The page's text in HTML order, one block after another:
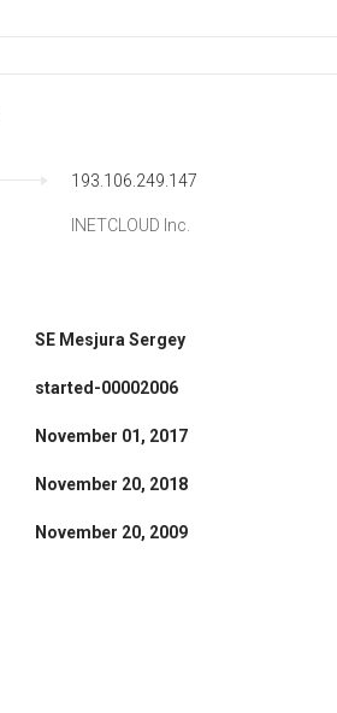
193.106.249.147
INETCLOUD Inc.
SE Mesjura Sergey
started-00002006
November 01, 2017
November 20, 2018
November 20, 2009